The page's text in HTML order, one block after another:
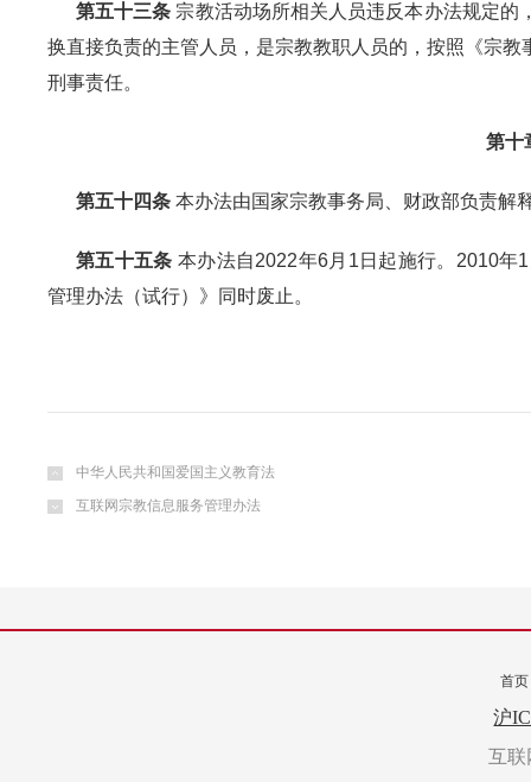
第五十三条 宗教活动场所相关人员违反本办法规定的
换直接负责的主管人员，是宗教教职人员的，按照《宗
刑事责任。
第十
第五十四条 本办法由国家宗教事务局、财政部负责解
第五十五条 本办法自2022年6月1日起施行。2010年
管理办法（试行）》同时废止。
中华人民共和国爱国主义教育法
互联网宗教信息服务管理办法
首页
转
沪
互联